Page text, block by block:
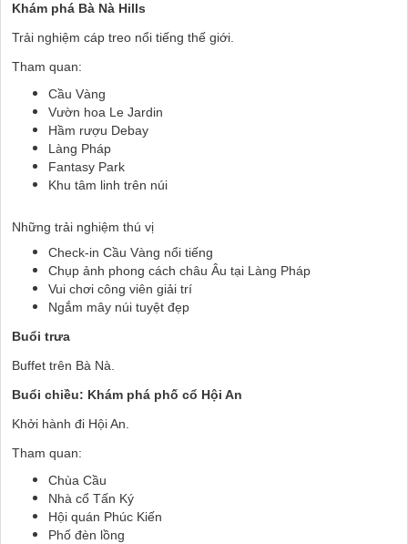
Khám phá Bà Nà Hills
Trải nghiệm cáp treo nổi tiếng thế giới.
Tham quan:
Cầu Vàng
Vườn hoa Le Jardin
Hầm rượu Debay
Làng Pháp
Fantasy Park
Khu tâm linh trên núi
Những trải nghiệm thú vị
Check-in Cầu Vàng nổi tiếng
Chụp ảnh phong cách châu Âu tại Làng Pháp
Vui chơi công viên giải trí
Ngắm mây núi tuyệt đẹp
Buổi trưa
Buffet trên Bà Nà.
Buổi chiều: Khám phá phố cổ Hội An
Khởi hành đi Hội An.
Tham quan:
Chùa Cầu
Nhà cổ Tấn Ký
Hội quán Phúc Kiến
Phố đèn lồng